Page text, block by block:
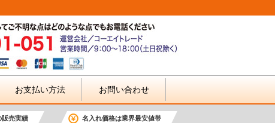
お支払い方法 お問い合わせ
販売実績 名入れ価格は業界最安値帯